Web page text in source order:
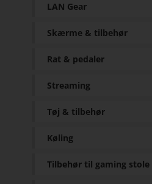
LAN Gear
Skærme & tilbehør
Rat & pedaler
Streaming
Tøj & tilbehør
Køling
Tilbehør til gaming stole